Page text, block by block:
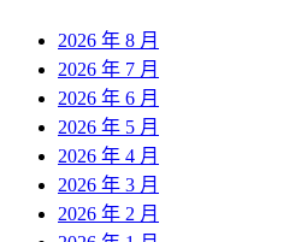
2026 年 8 月
2026 年 7 月
2026 年 6 月
2026 年 5 月
2026 年 4 月
2026 年 3 月
2026 年 2 月